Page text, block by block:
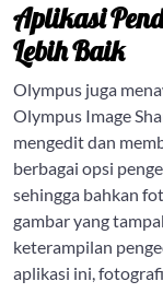
Aplikasi
Lebih Baik
Olympus juga
Olympus Image
mengedit dan
berbagai opsi
sehingga bahkan
gambar yang
keterampilan
aplikasi ini,